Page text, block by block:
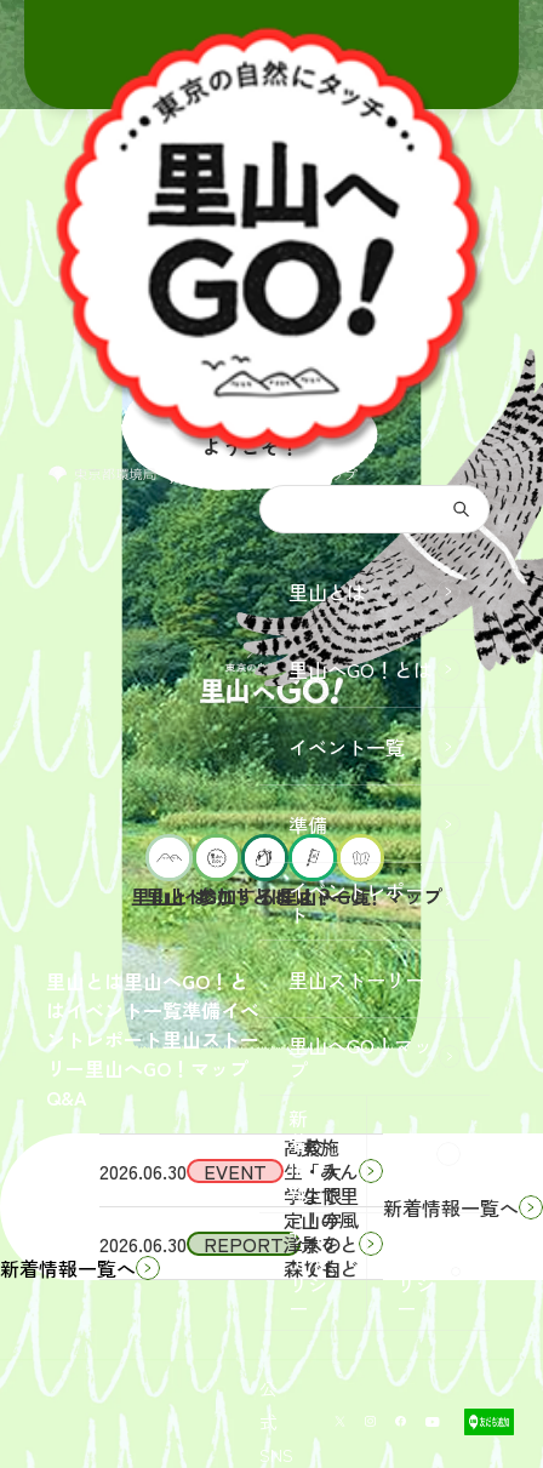
都庁総合トップ
里山とは里山へGO！と
はイベント一覧準備イベ
ントレポート里山ストー
リー里山へGO！マップ
Q&A
里山とは
里山へGO！とは
イベント一覧
準備
イベントレポー
ト
里山ストーリー
里山へGO！マッ
プ
新
着
情
報
サイ
トポ
リシ
ー
リシ
ー
公
式
SNS
里山へ
ようこそ！
里山とは
里山へGO！とは
参加するには？
イベント一覧
里山へGO！マップ
新着情報一覧へ
2026.06.30 EVENT
2026年9
月19日
（土）
開催
「【東
京ポイ
ント対
象】中
学生・
高校
生・大
学生限
定！宇
津木の
森で自
然体
験！」
募集を
開始し
まし
2026.06.30 REPORT
2026年
6月13
（土）
実施
「みん
なで里
山の風
景をと
りもど
そ
う！」
活動レ
ポート
を掲載
しまし
た。
新着情報一覧へ